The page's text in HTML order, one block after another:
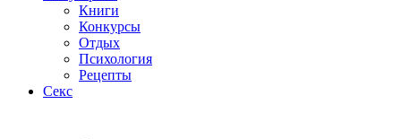
Книги
Конкурсы
Отдых
Психология
Рецепты
Секс